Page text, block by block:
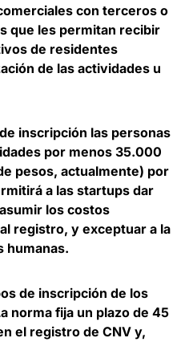
con terceros o
que les permitan recibir
de residentes
de las actividades u
inscripción las personas
por menos 35.000
pesos, actualmente) por
a las startups dar
los costos
registro, y exceptuar a la
humanas.
de inscripción de los
norma fija un plazo de 45
el registro de CNV y,